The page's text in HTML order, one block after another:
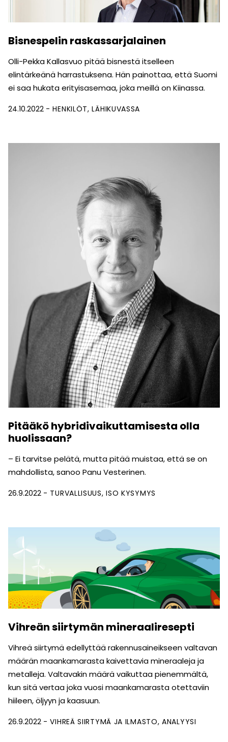
Bisnespelin raskassarjalainen
Olli-Pekka Kallasvuo pitää bisnestä itselleen
elintärkeänä harrastuksena. Hän painottaa, että Suomi
ei saa hukata erityisasemaa, joka meillä on Kiinassa.
24.10.2022 HENKILÖT LÄHIKUVASSA
Pitääkö hybridivaikuttamisesta olla
huolissaan?
– Ei tarvitse pelätä, mutta pitää muistaa, että se on
mahdollista, sanoo Panu Vesterinen.
26.9.2022 TURVALLISUUS ISO KYSYMYS
Vihreän siirtymän mineraaliresepti
Vihreä siirtymä edellyttää rakennus­aineikseen valtavan
määrän maan­kamarasta kaivettavia mineraaleja ja
metalleja. Valtavakin määrä vaikuttaa pienemmältä,
kun sitä vertaa joka vuosi maankamarasta otettaviin
hiileen, öljyyn ja kaasuun.
26.9.2022 VIHREÄ SIIRTYMÄ JA ILMASTO ANALYYSI